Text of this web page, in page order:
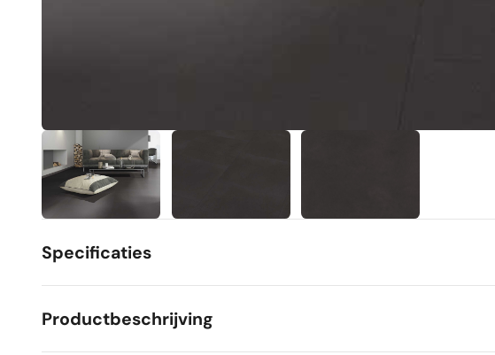
Specificaties
Productbeschrijving